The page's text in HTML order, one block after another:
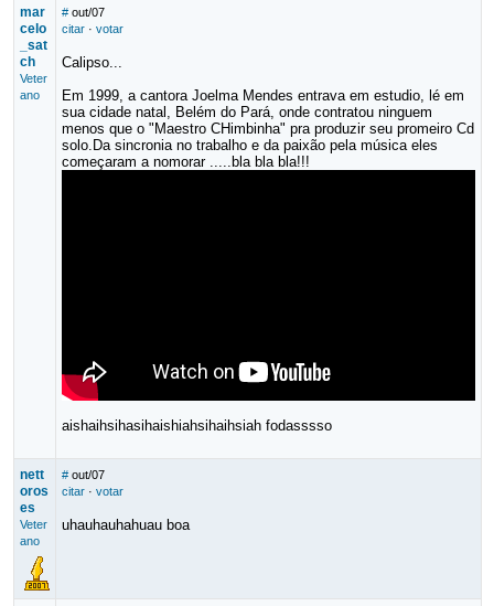
mar
celo
_sat
ch
Veter
ano
# out/07
citar· votar
Calipso...
Em 1999, a cantora Joelma Mendes entrava em estudio, lé em
sua cidade natal, Belém do Pará, onde contratou ninguem
menos que o "Maestro CHimbinha" pra produzir seu promeiro Cd
solo.Da sincronia no trabalho e da paixão pela música eles
começaram a nomorar .....bla bla bla!!!
aishaihsihasihaishiahsihaihsiah fodasssso
nett
oros
es
Veter
ano
# out/07
citar· votar
uhauhauhahuau boa